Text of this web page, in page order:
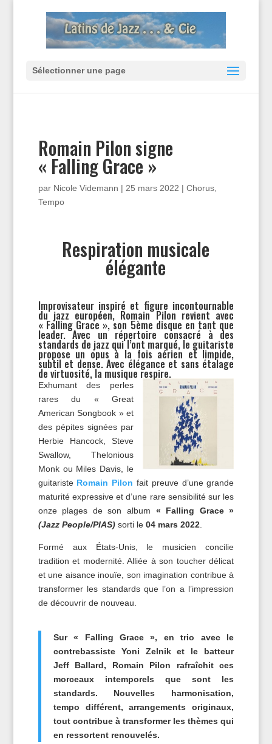
Sélectionner une page
Romain Pilon signe
« Falling Grace »
par Nicole Videmann | 25 mars 2022 | Chorus,
Tempo
Respiration musicale
élégante
Improvisateur inspiré et figure incontournable
du jazz européen, Romain Pilon revient avec
« Falling Grace », son 5ème disque en tant que
leader. Avec un répertoire consacré à des
standards de jazz qui l’ont marqué, le guitariste
propose un opus à la fois aérien et limpide,
subtil et dense. Avec élégance et sans étalage
de virtuosité, la musique respire.
Exhumant des perles
rares du « Great
American Songbook » et
des pépites signées par
Herbie Hancock, Steve
Swallow, Thelonious
Monk ou Miles Davis, le
guitariste Romain Pilon fait preuve d’une grande
maturité expressive et d’une rare sensibilité sur les
onze plages de son album « Falling Grace »
(Jazz People/PIAS)sorti le 04 mars 2022.
Formé aux États-Unis, le musicien concilie
tradition et modernité. Alliée à son toucher délicat
et une aisance inouïe, son imagination contribue à
transformer les standards que l’on a l’impression
de découvrir de nouveau.
Sur « Falling Grace », en trio avec le
contrebassiste Yoni Zelnik et le batteur
Jeff Ballard, Romain Pilon rafraîchit ces
morceaux intemporels que sont les
standards. Nouvelles harmonisation,
tempo différent, arrangements originaux,
tout contribue à transformer les thèmes qui
en ressortent renouvelés.